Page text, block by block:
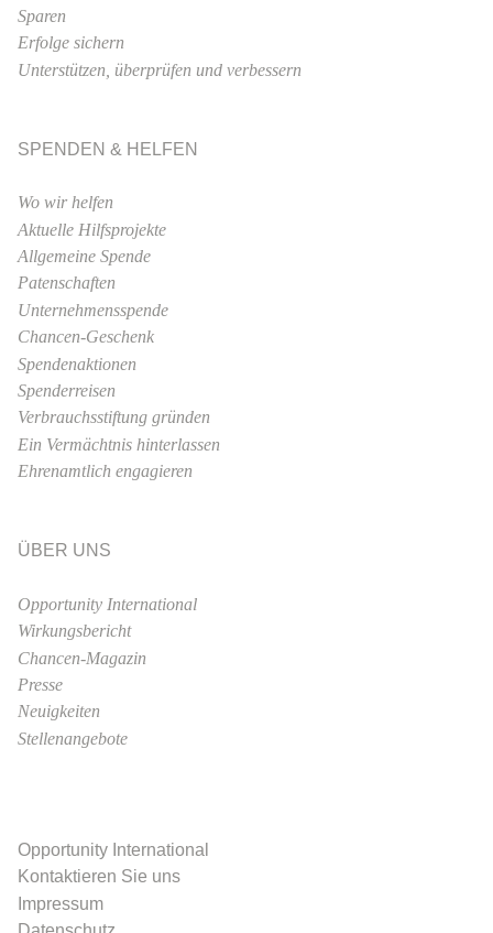
Sparen
Erfolge sichern
Unterstützen, überprüfen und verbessern
SPENDEN & HELFEN
Wo wir helfen
Aktuelle Hilfsprojekte
Allgemeine Spende
Patenschaften
Unternehmensspende
Chancen-Geschenk
Spendenaktionen
Spenderreisen
Verbrauchsstiftung gründen
Ein Vermächtnis hinterlassen
Ehrenamtlich engagieren
ÜBER UNS
Opportunity International
Wirkungsbericht
Chancen-Magazin
Presse
Neuigkeiten
Stellenangebote
Opportunity International
Kontaktieren Sie uns
Impressum